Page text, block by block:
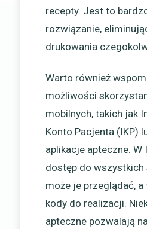
recepty. Jest to
rozwiązanie,
drukowania
Warto również
możliwości
mobilnych, takich jak
Konto Pacjenta (IKP)
aplikacje apteczne. W
dostęp do wszystkich
może je przeglądać, a
kody do realizacji.
apteczne pozwalają